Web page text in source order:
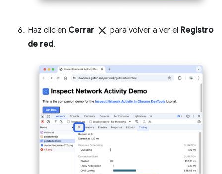
Haz clic en Cerrar close para volver a ver el Registro
de red.